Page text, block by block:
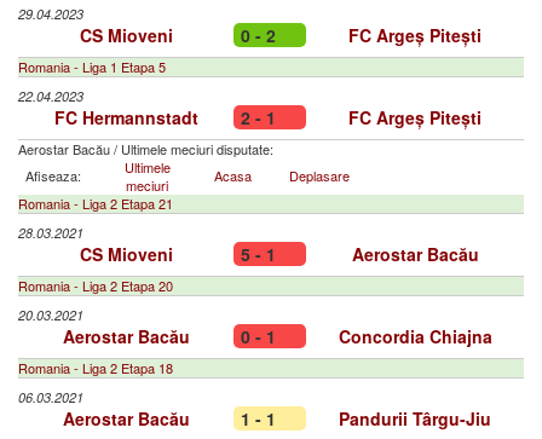
29.04.2023
CS Mioveni 0 - 2 FC Argeș Pitești
Romania - Liga 1 Etapa 5
22.04.2023
FC Hermannstadt 2 - 1 FC Argeș Pitești
Aerostar Bacău/ Ultimele meciuri disputate:
Afiseaza:
Ultimele
meciuri
Acasa
Deplasare
Romania - Liga 2 Etapa 21
28.03.2021
CS Mioveni 5 - 1 Aerostar Bacău
Romania - Liga 2 Etapa 20
20.03.2021
Aerostar Bacău 0 - 1 Concordia Chiajna
Romania - Liga 2 Etapa 18
06.03.2021
Aerostar Bacău 1 - 1 Pandurii Târgu-Jiu